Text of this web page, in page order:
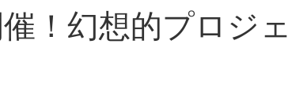
！幻想的プロジ